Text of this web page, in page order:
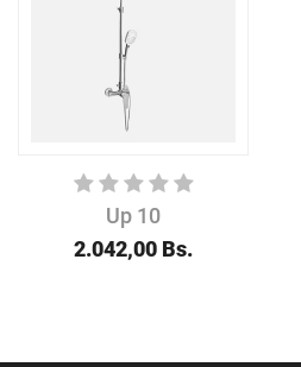
Up 10
2.042,00 Bs.